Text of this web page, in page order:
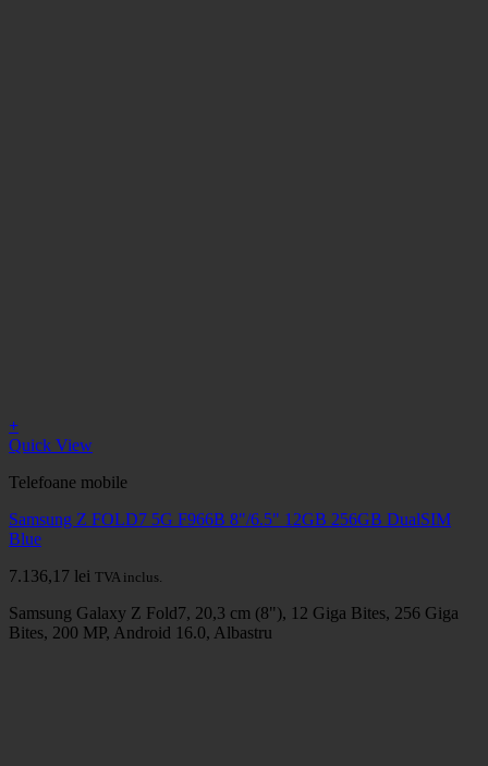
+
Quick View
Telefoane mobile
Samsung Z FOLD7 5G F966B 8"/6.5" 12GB 256GB DualSIM
Blue
7.136,17 lei TVA inclus.
Samsung Galaxy Z Fold7, 20,3 cm (8"), 12 Giga Bites, 256 Giga
Bites, 200 MP, Android 16.0, Albastru